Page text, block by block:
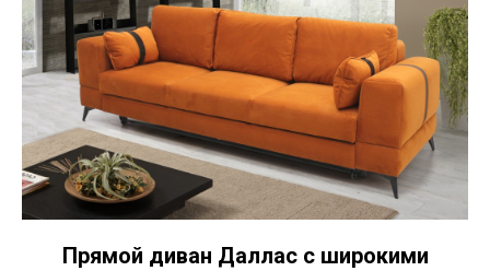
Прямой диван Даллас с широкими